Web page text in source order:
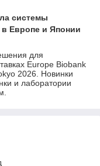
системы
в Европе и Японии
для
Europe Biobank
2026. Новинки
и лаборатории